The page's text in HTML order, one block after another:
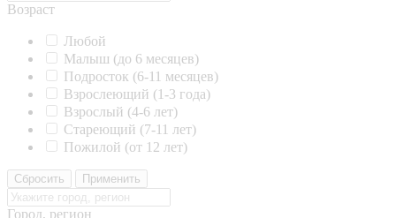
Возраст
Любой
Малыш (до 6 месяцев)
Подросток (6-11 месяцев)
Взрослеющий (1-3 года)
Взрослый (4-6 лет)
Стареющий (7-11 лет)
Пожилой (от 12 лет)
Сбросить Применить
Город, регион